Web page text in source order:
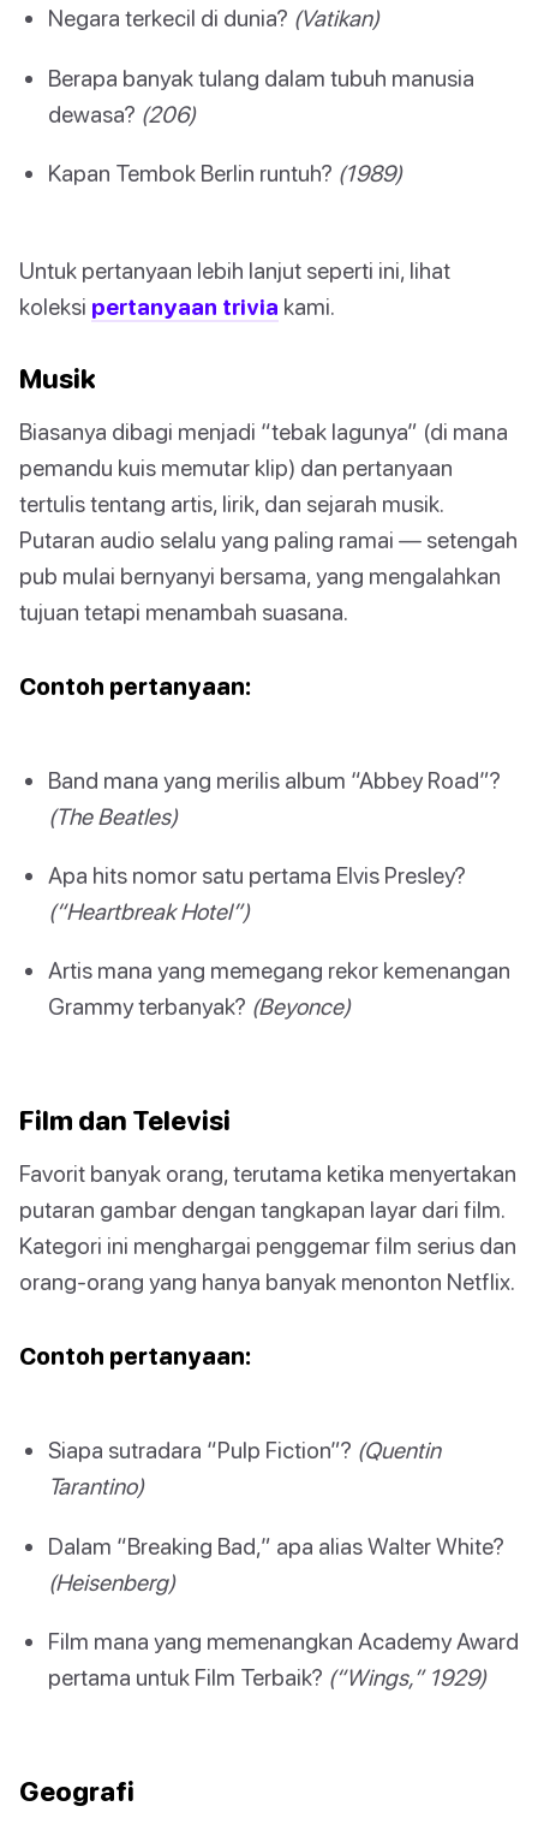
Negara terkecil di dunia? (Vatikan)
Berapa banyak tulang dalam tubuh manusia
dewasa? (206)
Kapan Tembok Berlin runtuh? (1989)
Untuk pertanyaan lebih lanjut seperti ini, lihat
koleksi pertanyaan trivia kami.
Musik
Biasanya dibagi menjadi “tebak lagunya” (di mana
pemandu kuis memutar klip) dan pertanyaan
tertulis tentang artis, lirik, dan sejarah musik.
Putaran audio selalu yang paling ramai — setengah
pub mulai bernyanyi bersama, yang mengalahkan
tujuan tetapi menambah suasana.
Contoh pertanyaan:
Band mana yang merilis album “Abbey Road”?
(The Beatles)
Apa hits nomor satu pertama Elvis Presley?
(“Heartbreak Hotel”)
Artis mana yang memegang rekor kemenangan
Grammy terbanyak? (Beyonce)
Film dan Televisi
Favorit banyak orang, terutama ketika menyertakan
putaran gambar dengan tangkapan layar dari film.
Kategori ini menghargai penggemar film serius dan
orang-orang yang hanya banyak menonton Netflix.
Contoh pertanyaan:
Siapa sutradara “Pulp Fiction”? (Quentin
Tarantino)
Dalam “Breaking Bad,” apa alias Walter White?
(Heisenberg)
Film mana yang memenangkan Academy Award
pertama untuk Film Terbaik? (“Wings,” 1929)
Geografi